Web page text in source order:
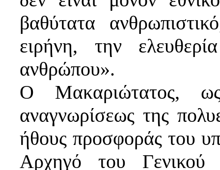
βαθύτατα
ειρήνη, την
ανθρώπου».
Ο Μακαριώτατος,
αναγνωρίσεως της
ήθους προσφοράς του
Αρχηγό του Γενικού